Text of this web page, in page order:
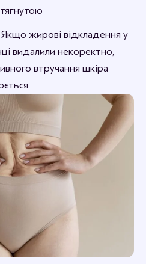
Якщо жирові відкладення у
видалили некоректно,
втручання шкіра